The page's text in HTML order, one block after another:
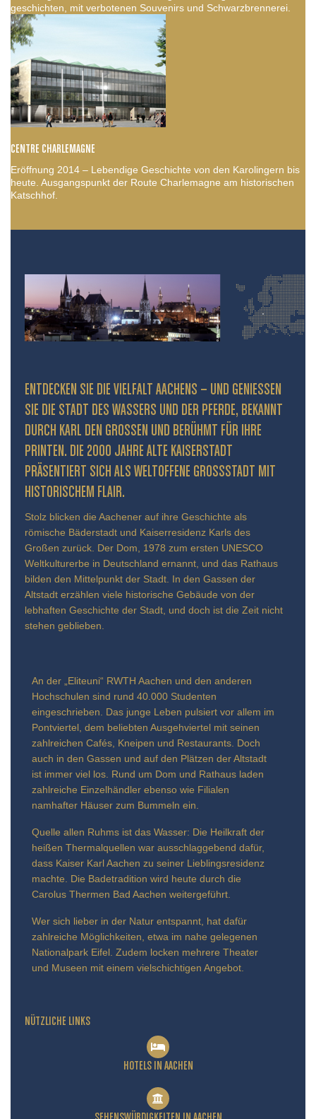
geschichten, mit verbotenen Souvenirs und Schwarzbrennerei.
CENTRE CHARLEMAGNE
Eröffnung 2014 – Lebendige Geschichte von den Karolingern bis
heute. Ausgangspunkt der Route Charlemagne am historischen
Katschhof.
ENTDECKEN SIE DIE VIELFALT AACHENS – UND GENIESSEN S
IE DIE STADT DES WASSERS UND DER PFERDE, BEKANNT D
URCH KARL DEN GROSSEN UND BERÜHMT FÜR IHRE PR
INTEN. DIE 2000 JAHRE ALTE KAISERSTADT PR
ÄSENTIERT SICH ALS WELTOFFENE GROSSSTADT MIT HIS
TORISCHEM FLAIR.
Stolz blicken die Aachener auf ihre Geschichte als
römische Bäderstadt und Kaiserresidenz Karls des
Großen zurück. Der Dom, 1978 zum ersten UNESCO
Weltkulturerbe in Deutschland ernannt, und das Rathaus
bilden den Mittelpunkt der Stadt. In den Gassen der
Altstadt erzählen viele historische Gebäude von der
lebhaften Geschichte der Stadt, und doch ist die Zeit nicht
stehen geblieben.
An der „Eliteuni“ RWTH Aachen und den anderen
Hochschulen sind rund 40.000 Studenten
eingeschrieben. Das junge Leben pulsiert vor allem im
Pontviertel, dem beliebten Ausgehviertel mit seinen
zahlreichen Cafés, Kneipen und Restaurants. Doch
auch in den Gassen und auf den Plätzen der Altstadt
ist immer viel los. Rund um Dom und Rathaus laden
zahlreiche Einzelhändler ebenso wie Filialen
namhafter Häuser zum Bummeln ein.
Quelle allen Ruhms ist das Wasser: Die Heilkraft der
heißen Thermalquellen war ausschlaggebend dafür,
dass Kaiser Karl Aachen zu seiner Lieblingsresidenz
machte. Die Badetradition wird heute durch die
Carolus Thermen Bad Aachen weitergeführt.
Wer sich lieber in der Natur entspannt, hat dafür
zahlreiche Möglichkeiten, etwa im nahe gelegenen
Nationalpark Eifel. Zudem locken mehrere Theater
und Museen mit einem vielschichtigen Angebot.
NÜTZLICHE LINKS
HOTELS IN AACHEN